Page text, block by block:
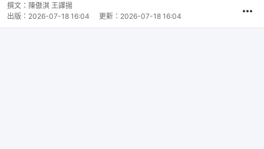
撰文： 陳傲淇 王譯揚
出版： 2026-07-18 16:04 更新： 2026-07-18 16:04